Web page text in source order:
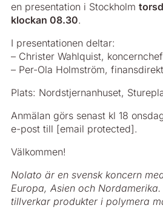
en presentation i Stockholm
klockan 08.30.
I presentationen deltar:
– Christer Wahlquist, koncernchef
– Per-Ola ­Holmström,
Plats: Nordstjernanhuset,
Anmälan görs senast kl 18
e-post till [email protected].
Välkommen!
Nolato är en svensk koncern
Europa, Asien och
tillverkar produkter i polymera